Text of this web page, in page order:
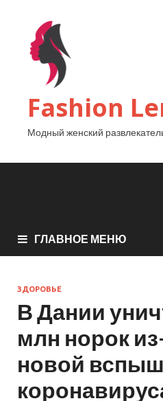
Fashion
Модный женский
ГЛАВНОЕ МЕНЮ
ЗДОРОВЬЕ
В Дании
млн норок
новой